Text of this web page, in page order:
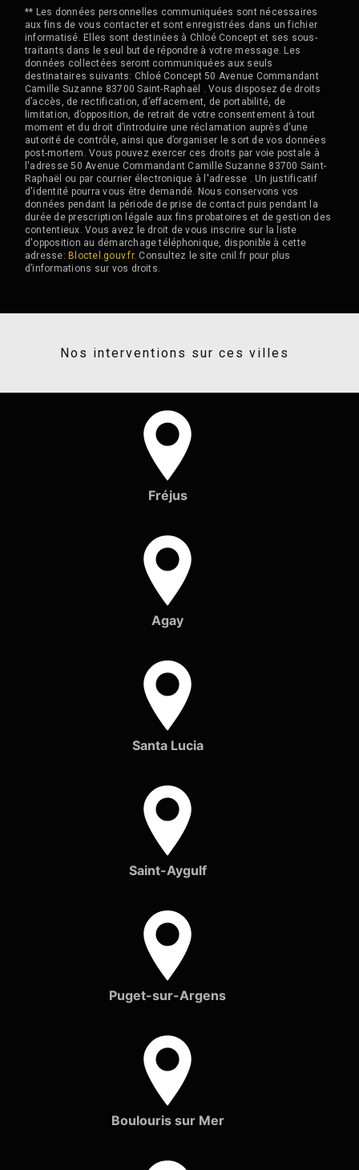
** Les données personnelles communiquées sont nécessaires
aux fins de vous contacter et sont enregistrées dans un fichier
informatisé. Elles sont destinées à Chloé Concept et ses sous-
traitants dans le seul but de répondre à votre message. Les
données collectées seront communiquées aux seuls
destinataires suivants: Chloé Concept 50 Avenue Commandant
Camille Suzanne 83700 Saint-Raphaël . Vous disposez de droits
d’accès, de rectification, d’effacement, de portabilité, de
limitation, d’opposition, de retrait de votre consentement à tout
moment et du droit d’introduire une réclamation auprès d’une
autorité de contrôle, ainsi que d’organiser le sort de vos données
post-mortem. Vous pouvez exercer ces droits par voie postale à
l'adresse 50 Avenue Commandant Camille Suzanne 83700 Saint-
Raphaël ou par courrier électronique à l'adresse . Un justificatif
d'identité pourra vous être demandé. Nous conservons vos
données pendant la période de prise de contact puis pendant la
durée de prescription légale aux fins probatoires et de gestion des
contentieux. Vous avez le droit de vous inscrire sur la liste
d'opposition au démarchage téléphonique, disponible à cette
adresse: Bloctel.gouv.fr. Consultez le site cnil.fr pour plus
d’informations sur vos droits.
Nos interventions sur ces villes
Fréjus
Agay
Santa Lucia
Saint-Aygulf
Puget-sur-Argens
Boulouris sur Mer